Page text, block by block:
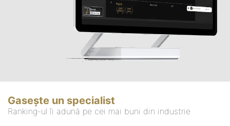
Gasește un specialist
Ranking-ul îi adună pe cei mai buni din industrie